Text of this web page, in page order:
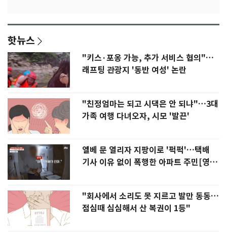
핫뉴스
"키스·포옹 가능, 추가 서비스 협의"…
래프팅 관광지 '동반 여성' 논란
"친정엄마는 되고 시댁은 안 되냐"…3대
가족 여행 다녀오자, 시모 '발끈'
엘베 문 열리자 지팡이로 '퍽퍽'…택배
기사 이유 없이 폭행한 아파트 주민[영
"회사에서 소리도 못 지르고 발만 동동…
점심때 심심해서 산 복권이 1등"